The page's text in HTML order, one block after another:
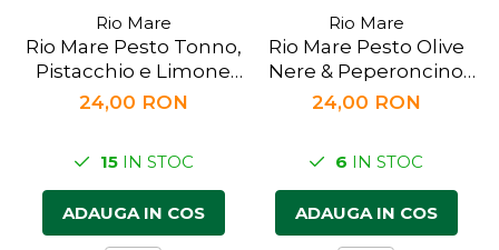
Rio Mare
Rio Mare Pesto Tonno,
Pistacchio e Limone
130g
24,00 RON
15IN STOC
ADAUGA IN COS
Rio Mare
Rio Mare Pesto Olive
Nere & Peperoncino
130g
24,00 RON
6 IN STOC
ADAUGA IN COS